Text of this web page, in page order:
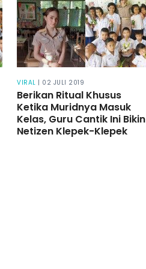
VIRAL | 02 JULI 2019
Berikan Ritual Khusus
Ketika Muridnya Masuk
Kelas, Guru Cantik Ini Bikin
Netizen Klepek-Klepek